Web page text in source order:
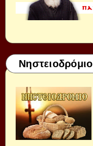
Νηστειοδρόμιο